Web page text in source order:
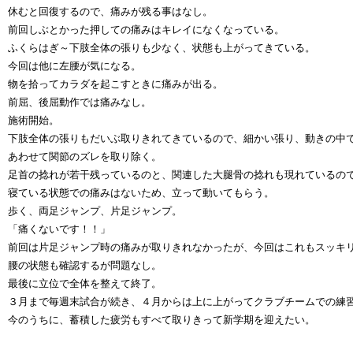
休むと回復するので、痛みが残る事はなし。
前回しぶとかった押しての痛みはキレイになくなっている。
ふくらはぎ～下肢全体の張りも少なく、状態も上がってきている。
今回は他に左腰が気になる。
物を拾ってカラダを起こすときに痛みが出る。
前屈、後屈動作では痛みなし。
施術開始。
下肢全体の張りもだいぶ取りきれてきているので、細かい張り、動きの中
あわせて関節のズレを取り除く。
足首の捻れが若干残っているのと、関連した大腿骨の捻れも現れているの
寝ている状態での痛みはないため、立って動いてもらう。
歩く、両足ジャンプ、片足ジャンプ。
「痛くないです！！」
前回は片足ジャンプ時の痛みが取りきれなかったが、今回はこれもスッキ
腰の状態も確認するが問題なし。
最後に立位で全体を整えて終了。
３月まで毎週末試合が続き、４月からは上に上がってクラブチームでの練
今のうちに、蓄積した疲労もすべて取りきって新学期を迎えたい。